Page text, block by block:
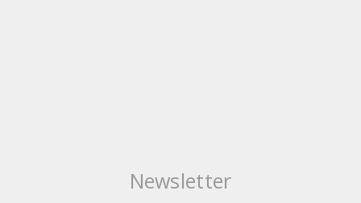
Newsletter